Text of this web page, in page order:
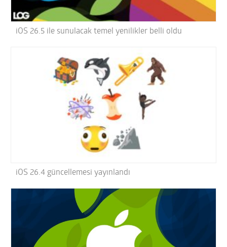
iOS 26.5 ile sunulacak temel yenilikler belli oldu
iOS 26.4 güncellemesi yayınlandı